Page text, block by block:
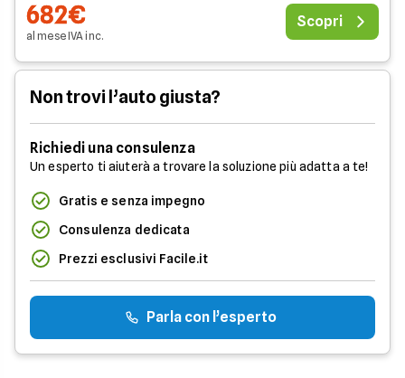
682€
al meseIVAinc.
Scopri
Non trovi l’auto giusta?
Richiedi una consulenza
Un esperto ti aiuterà a trovare la soluzione più adatta a te!
Gratis e senza impegno
Consulenza dedicata
Prezzi esclusivi Facile.it
Parla con l’esperto